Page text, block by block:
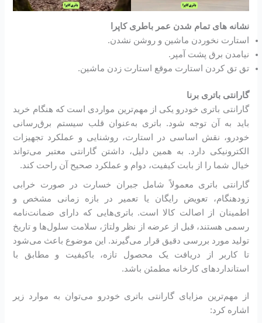
نشانه های تمام شدن عمر باطری کاپرا
استارت نخوردن ماشین و روشن نشدن.
نیامدن برق پشت آمپر.
تق تق کردن استارت موقع استارت زدن ماشین.
گارانتی باتری برنا
گارانتی باتری خودرو یکی از مهم‌ترین مواردی است که هنگام خرید
باید به آن توجه شود. باتری به‌عنوان قلب سیستم برق‌رسانی
خودرو، نقش اساسی در استارت، روشنایی و عملکرد تجهیزات
الکترونیکی دارد. به همین دلیل، داشتن گارانتی معتبر می‌تواند
خیال شما را از بابت کیفیت، دوام و عملکرد صحیح آن راحت کند.
گارانتی باتری معمولاً شامل جبران خسارت در صورت خرابی
زودهنگام، تعویض رایگان یا تعمیر در بازه زمانی مشخص و
اطمینان از اصالت کالا است. باتری‌هایی که دارای ضمانت‌نامه
رسمی هستند، قبل از عرضه از نظر ولتاژ، سلامت سلول‌ها و تاریخ
تولید مورد بررسی دقیق قرار می‌گیرند. این موضوع باعث می‌شود
تا کاربر از دریافت یک محصول تازه، باکیفیت و مطابق با
استانداردهای کارخانه مطمئن باشد.
از مهم‌ترین مزایای گارانتی باتری خودرو می‌توان به موارد زیر
اشاره کرد: